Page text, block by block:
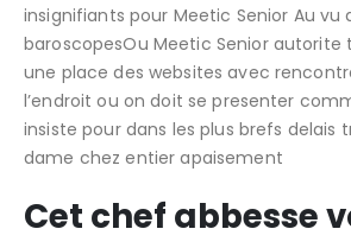
insignifiants pour Meetic Senior Au vu
baroscopesOu Meetic Senior autorite
une place des websites avec
l’endroit ou on doit se presenter
insiste pour dans les plus brefs delais
dame chez entier apaisement
Cet chef abbesse